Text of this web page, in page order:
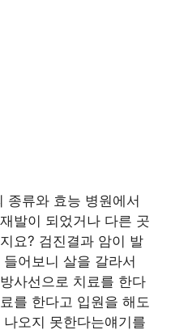
종류와 효능 병원에서
발이 되었거나 다른 곳
요? 검진결과 암이 발
어보니 살을 갈라서
사선으로 치료를 한다
를 한다고 입원을 해도
오지 못한다는얘기를